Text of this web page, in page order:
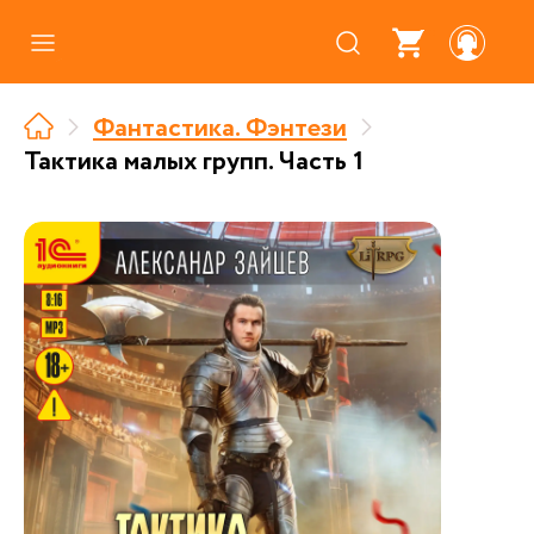
Где купить
О нас
Партнерам
Фантастика. Фэнтези
Тактика малых групп. Часть 1